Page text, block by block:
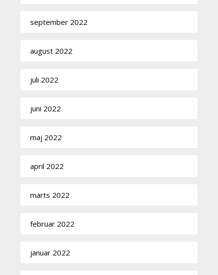
september 2022
august 2022
juli 2022
juni 2022
maj 2022
april 2022
marts 2022
februar 2022
januar 2022